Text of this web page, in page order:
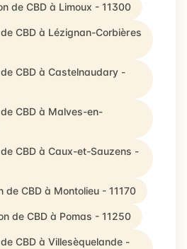
de CBD à Limoux - 11300
CBD à Lézignan-Corbières
CBD à Castelnaudary -
CBD à Malves-en-
CBD à Caux-et-Sauzens -
de CBD à Montolieu - 11170
de CBD à Pomas - 11250
CBD à Villesèquelande -